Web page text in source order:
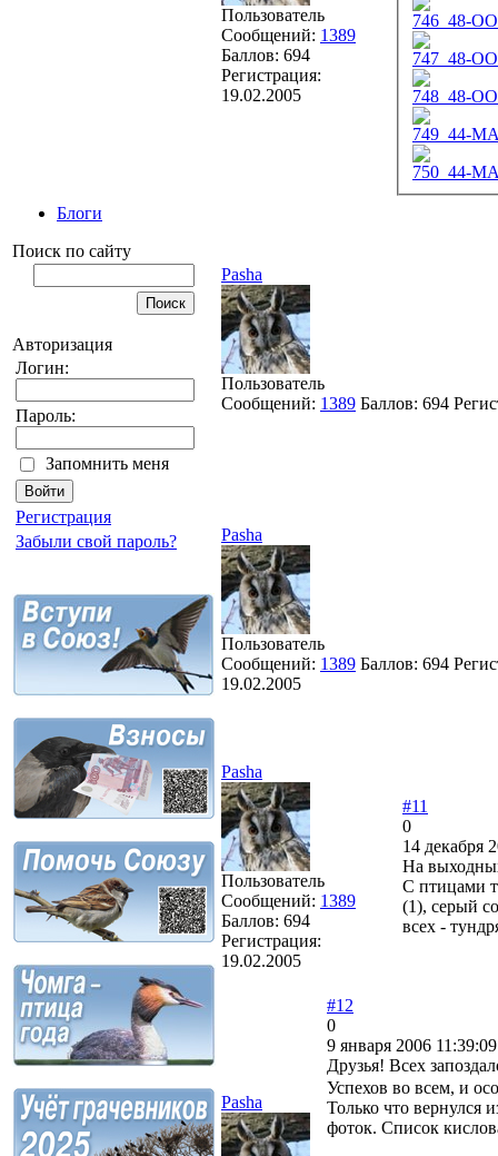
Блоги
Поиск по сайту
Авторизация
Логин:
Пароль:
Запомнить меня
Регистрация
Забыли свой пароль?
Пользователь
Сообщений: 1389
Баллов: 694
Регистрация:
19.02.2005
746_48-
747_48-
748_48-
749_44-
750_44-
Pasha
Пользователь
Сообщений: 1389 Баллов: 694
Pasha
Пользователь
Сообщений: 1389 Баллов: 694
19.02.2005
Pasha
Пользователь
Сообщений: 1389
Баллов: 694
Регистрация:
19.02.2005
#11
0
14 декабря
На
С птицами
(1), серый
всех -
Pasha
#12
0
9 января 2006 11:39:09
Друзья! Всех
Успехов во всем, и
Только что вернулся
фоток. Список